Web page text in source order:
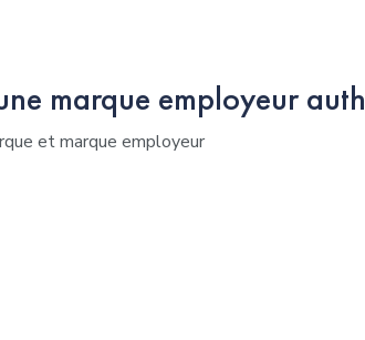
marque employeur
et marque employeur